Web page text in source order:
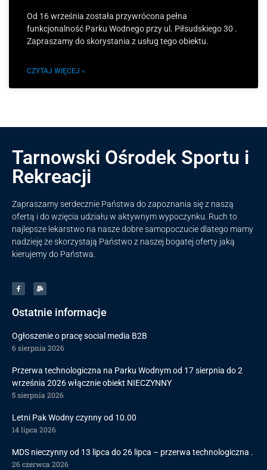
Od 16 września została przywrócona pełna
funkcjonalność Parku Wodnego przy ul. Piłsudskiego 30 .
Zapraszamy do skorystania z usług tego obiektu.
CZYTAJ WIĘCEJ »
Tarnowski Ośrodek Sportu i
Rekreacji
Zapraszamy serdecznie Państwa do zapoznania się z naszą
ofertą i do wzięcia udziału w aktywnym wypoczynku. Ruch to
najlepsze lekarstwo na nasze dobre samopoczucie dlatego mamy
nadzieję że skorzystają Państwo z naszej bogatej oferty jaką
kierujemy do Państwa.
Ostatnie informacje
Ogłoszenie o pracę social media B2B
6 sierpnia 2026
Przerwa technologiczna na Parku Wodnym od 17 sierpnia do 2
września 2026 włącznie obiekt NIECZYNNY
5 sierpnia 2026
Letni Pak Wodny czynny od 10.00
14 lipca 2026
MDS nieczynny od 13 lipca do 26 lipca – przerwa technologiczna .
26 czerwca 2026